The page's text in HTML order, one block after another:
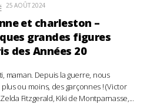
25 AOÛT 2024
et charleston –
grandes figures
des Années 20
maman. Depuis la guerre, nous
ou moins, des garçonnes ! (Victor
Fitzgerald, Kiki de Montparnasse,...